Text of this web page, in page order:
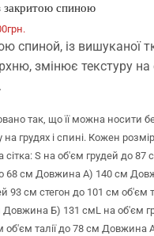
закритою спиною
грн.
спиной, із вишуканої
змінює текстуру на
так, що її можна носити
грудях і спині. Кожен
S на об'єм грудей до 87
68 см Довжина А) 140 см
93 см стегон до 101 см об'єм
Б) 131 смL на об'єм
об'єм талії до 78 см Довжина